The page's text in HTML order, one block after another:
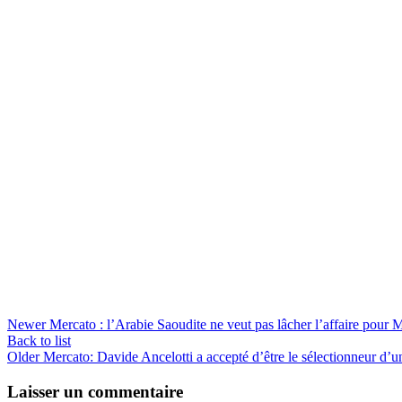
Newer Mercato : l’Arabie Saoudite ne veut pas lâcher l’affaire pour
Back to list
Older Mercato: Davide Ancelotti a accepté d’être le sélectionneur
Laisser un commentaire